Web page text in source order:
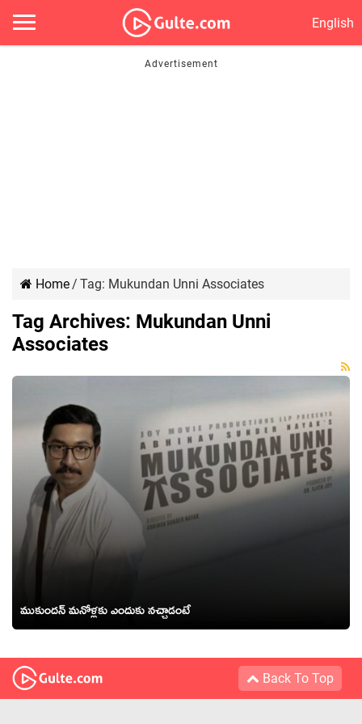
English
Home/ Tag: Mukundan Unni Associates
Tag Archives: Mukundan Unni
Associates
ముకుందన్ మనోళ్లకు ఎందుకు నచ్చాడంటే
Back To Top